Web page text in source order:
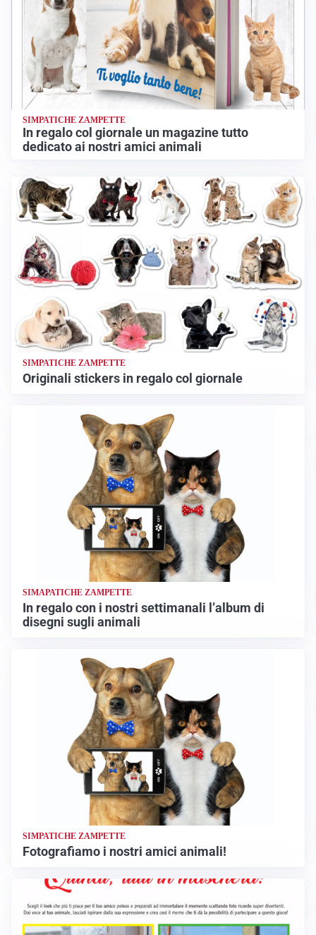
SIMPATICHE ZAMPETTE
In regalo col giornale un magazine tutto
dedicato ai nostri amici animali
SIMPATICHE ZAMPETTE
Originali stickers in regalo col giornale
SIMAPATICHE ZAMPETTE
In regalo con i nostri settimanali l’album di
disegni sugli animali
SIMPATICHE ZAMPETTE
Fotografiamo i nostri amici animali!